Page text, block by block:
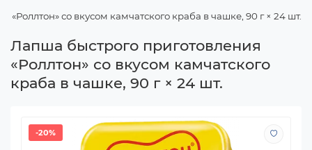
«Роллтон» со вкусом камчатского краба в чашке, 90 г × 24 шт.
Лапша быстрого приготовления
«Роллтон» со вкусом камчатского
краба в чашке, 90 г × 24 шт.
-20%